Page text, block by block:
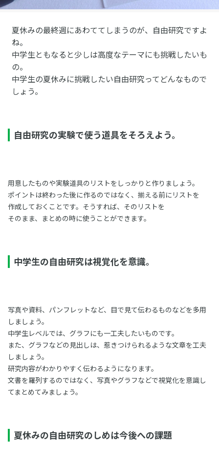
夏休みの最終週にあわててしまうのが、自由研究ですよ
ね。
中学生ともなると少しは高度なテーマにも挑戦したいも
の。
中学生の夏休みに挑戦したい自由研究ってどんなもので
しょう。
自由研究の実験で使う道具をそろえよう。
用意したものや実験道具のリストをしっかりと作りましょう。
ポイントは終わった後に作るのではなく、揃える前にリストを
作成しておくことです。そうすれば、そのリストを
そのまま、まとめの時に使うことができます。
中学生の自由研究は視覚化を意識。
写真や資料、パンフレットなど、目で見て伝わるものなどを多用
しましょう。
中学生レベルでは、グラフにも一工夫したいものです。
また、グラフなどの見出しは、惹きつけられるような文章を工夫
しましょう。
研究内容がわかりやすく伝わるようになります。
文書を羅列するのではなく、写真やグラフなどで視覚化を意識し
てまとめてみましょう。
夏休みの自由研究のしめは今後への課題